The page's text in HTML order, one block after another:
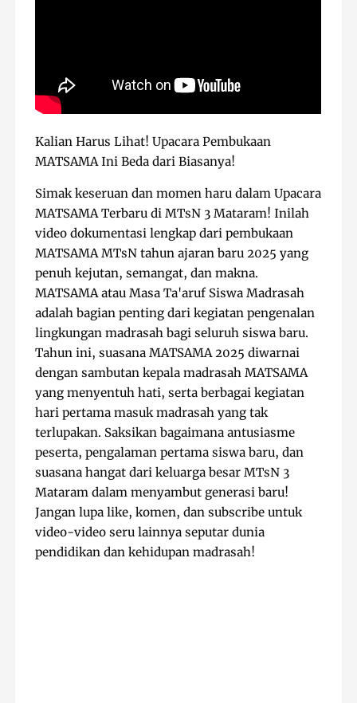
Kalian Harus Lihat! Upacara Pembukaan
MATSAMA Ini Beda dari Biasanya!
Simak keseruan dan momen haru dalam Upacara
MATSAMA Terbaru di MTsN 3 Mataram! Inilah
video dokumentasi lengkap dari pembukaan
MATSAMA MTsN tahun ajaran baru 2025 yang
penuh kejutan, semangat, dan makna.
MATSAMA atau Masa Ta'aruf Siswa Madrasah
adalah bagian penting dari kegiatan pengenalan
lingkungan madrasah bagi seluruh siswa baru.
Tahun ini, suasana MATSAMA 2025 diwarnai
dengan sambutan kepala madrasah MATSAMA
yang menyentuh hati, serta berbagai kegiatan
hari pertama masuk madrasah yang tak
terlupakan. Saksikan bagaimana antusiasme
peserta, pengalaman pertama siswa baru, dan
suasana hangat dari keluarga besar MTsN 3
Mataram dalam menyambut generasi baru!
Jangan lupa like, komen, dan subscribe untuk
video-video seru lainnya seputar dunia
pendidikan dan kehidupan madrasah!